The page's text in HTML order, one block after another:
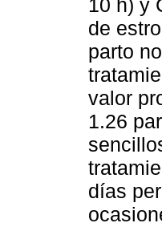
10 h) y
de
parto
valor
1.26
días